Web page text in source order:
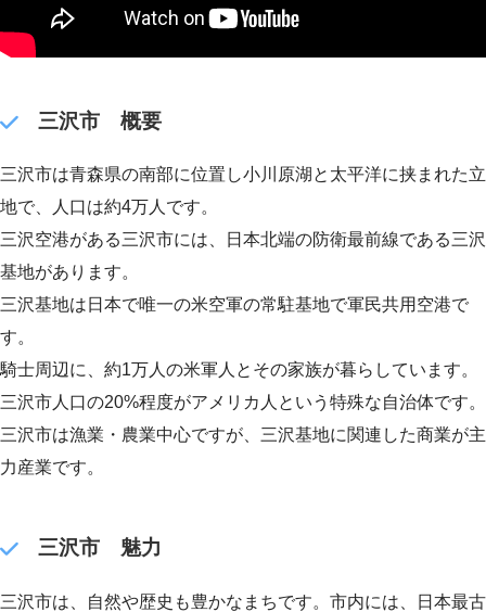
三沢市 概要
三沢市は青森県の南部に位置し小川原湖と太平洋に挟まれた立
地で、人口は約4万人です。
三沢空港がある三沢市には、日本北端の防衛最前線である三沢
基地があります。
三沢基地は日本で唯一の米空軍の常駐基地で軍民共用空港で
す。
騎士周辺に、約1万人の米軍人とその家族が暮らしています。
三沢市人口の20%程度がアメリカ人という特殊な自治体です。
三沢市は漁業・農業中心ですが、三沢基地に関連した商業が主
力産業です。
三沢市 魅力
三沢市は、自然や歴史も豊かなまちです。市内には、日本最古